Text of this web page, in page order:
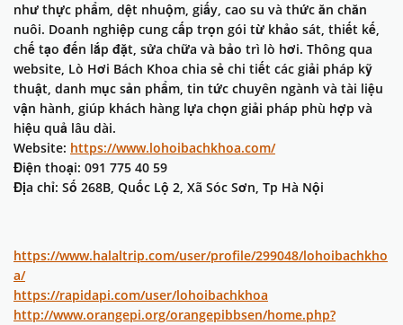
như thực phẩm, dệt nhuộm, giấy, cao su và thức ăn chăn
nuôi. Doanh nghiệp cung cấp trọn gói từ khảo sát, thiết kế,
chế tạo đến lắp đặt, sửa chữa và bảo trì lò hơi. Thông qua
website, Lò Hơi Bách Khoa chia sẻ chi tiết các giải pháp kỹ
thuật, danh mục sản phẩm, tin tức chuyên ngành và tài liệu
vận hành, giúp khách hàng lựa chọn giải pháp phù hợp và
hiệu quả lâu dài.
Website: https://www.lohoibachkhoa.com/
Điện thoại: 091 775 40 59
Địa chỉ: Số 268B, Quốc Lộ 2, Xã Sóc Sơn, Tp Hà Nội
https://www.halaltrip.com/user/profile/299048/lohoibachkho
a/
https://rapidapi.com/user/lohoibachkhoa
http://www.orangepi.org/orangepibbsen/home.php?